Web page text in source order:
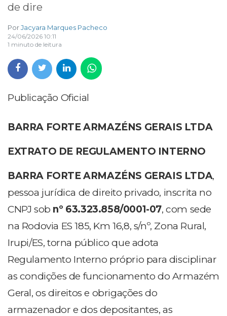
de dire
PorJacyara Marques Pacheco
24/06/2026 10:11
1 minuto de leitura
Publicação Oficial
BARRA FORTE ARMAZÉNS GERAIS LTDA
EXTRATO DE REGULAMENTO INTERNO
BARRA FORTE ARMAZÉNS GERAIS LTDA,
pessoa jurídica de direito privado, inscrita no
CNPJ sob nº 63.323.858/0001-07, com sede
na Rodovia ES 185, Km 16,8, s/nº, Zona Rural,
Irupi/ES, torna público que adota
Regulamento Interno próprio para disciplinar
as condições de funcionamento do Armazém
Geral, os direitos e obrigações do
armazenador e dos depositantes, as